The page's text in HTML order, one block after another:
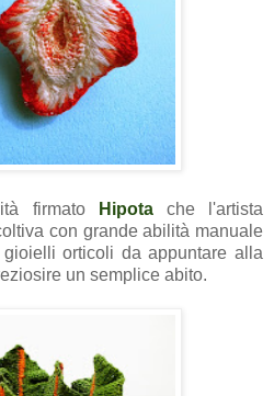
firmato Hipotache l'artista
con grande abilità manuale
orticoli da appuntare alla
un semplice abito.